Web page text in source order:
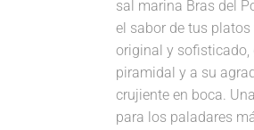
sal marina Bras del
el sabor de tus
original y
piramidal y a su
crujiente en boca.
para los paladares